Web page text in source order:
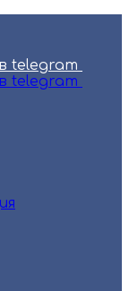
telegram
telegram